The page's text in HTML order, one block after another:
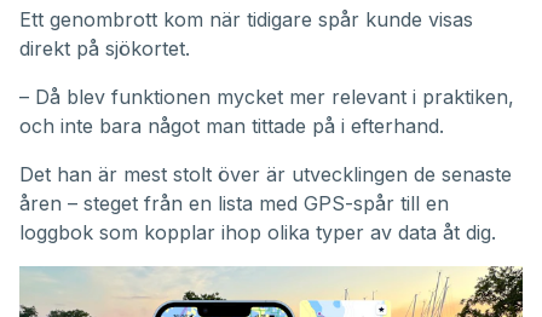
Ett genombrott kom när tidigare spår kunde visas
direkt på sjökortet.
– Då blev funktionen mycket mer relevant i praktiken,
och inte bara något man tittade på i efterhand.
Det han är mest stolt över är utvecklingen de senaste
åren – steget från en lista med GPS-spår till en
loggbok som kopplar ihop olika typer av data åt dig.